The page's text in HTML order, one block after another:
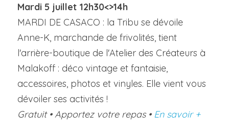
Mardi 5 juillet 12h30<>14h
MARDI DE CASACO : la Tribu se dévoile
Anne-K, marchande de frivolités, tient
l'arrière-boutique de l'Atelier des Créateurs à
Malakoff : déco vintage et fantaisie,
accessoires, photos et vinyles. Elle vient vous
dévoiler ses activités !
Gratuit • Apportez votre repas • En savoir +